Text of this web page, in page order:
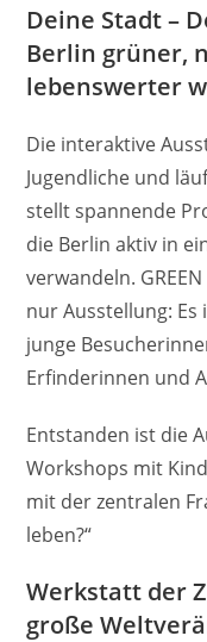
Deine Stadt –
Berlin grüner,
lebenswerter
Die interaktive
Jugendliche und
stellt spannende
die Berlin aktiv in
verwandeln.
nur Ausstellung:
junge
Erfinderinnen und
Entstanden ist die
Workshops mit
mit der zentralen
leben?“
Werkstatt der
große